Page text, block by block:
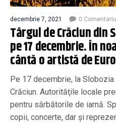
decembrie 7, 2021 0 Comentariu
Târgul de Crăciun din
pe 17 decembrie. În
cântă o artistă de
Pe 17 decembrie, la
Crăciun. Autorităţile locale
pentru sărbătorile de iarnă.
copii, concerte, dar şi